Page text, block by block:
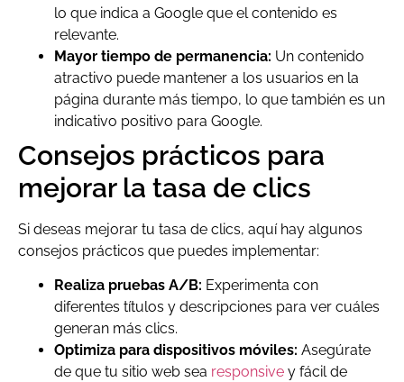
lo que indica a Google que el contenido es
relevante.
Mayor tiempo de permanencia: Un contenido
atractivo puede mantener a los usuarios en la
página durante más tiempo, lo que también es un
indicativo positivo para Google.
Consejos prácticos para
mejorar la tasa de clics
Si deseas mejorar tu tasa de clics, aquí hay algunos
consejos prácticos que puedes implementar:
Realiza pruebas A/B: Experimenta con
diferentes títulos y descripciones para ver cuáles
generan más clics.
Optimiza para dispositivos móviles: Asegúrate
de que tu sitio web sea responsive y fácil de